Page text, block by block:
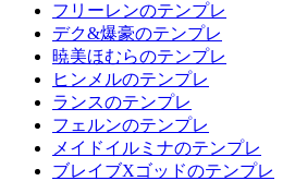
フリーレンのテンプレ
デク&爆豪のテンプレ
暁美ほむらのテンプレ
ヒンメルのテンプレ
ランスのテンプレ
フェルンのテンプレ
メイドイルミナのテンプレ
ブレイブXゴッドのテンプレ